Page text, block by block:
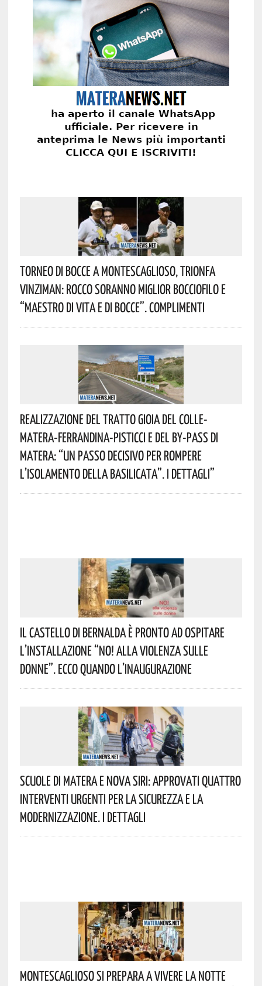
Torneo Di Bocce A Montescaglioso, Trionfa
Vinziman: Rocco Soranno Miglior Bocciofilo E
“Maestro Di Vita E Di Bocce”. Complimenti
Realizzazione Del Tratto Gioia Del Colle-
Matera-Ferrandina-Pisticci E Del By-Pass Di
Matera: “Un Passo Decisivo Per Rompere
L’isolamento Della Basilicata”. I Dettagli”
Il Castello Di Bernalda È Pronto Ad Ospitare
L’installazione “NO! Alla Violenza Sulle
Donne”. Ecco Quando L’inaugurazione
Scuole Di Matera E Nova Siri: Approvati Quattro
Interventi Urgenti Per La Sicurezza E La
Modernizzazione. I Dettagli
Montescaglioso Si Prepara A Vivere La Notte